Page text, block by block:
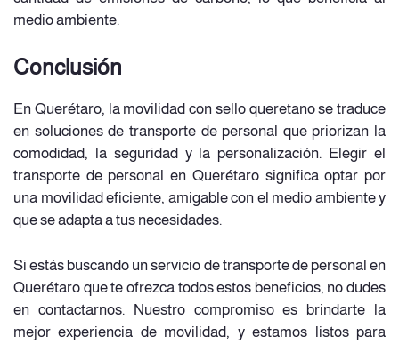
medio ambiente.
Conclusión
En Querétaro, la movilidad con sello queretano se traduce
en soluciones de transporte de personal que priorizan la
comodidad, la seguridad y la personalización. Elegir el
transporte de personal en Querétaro significa optar por
una movilidad eficiente, amigable con el medio ambiente y
que se adapta a tus necesidades.
Si estás buscando un servicio de transporte de personal en
Querétaro que te ofrezca todos estos beneficios, no dudes
en contactarnos. Nuestro compromiso es brindarte la
mejor experiencia de movilidad, y estamos listos para